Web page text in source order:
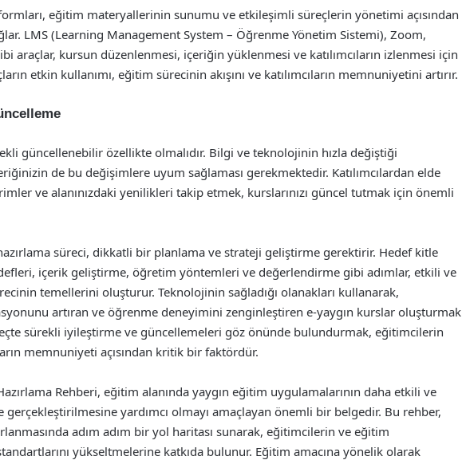
eğitim materyallerinin sunumu ve etkileşimli süreçlerin yönetimi açısından
LMS (Learning Management System – Öğrenme Yönetim Sistemi), Zoom,
araçlar, kursun düzenlenmesi, içeriğin yüklenmesi ve katılımcıların izlenmesi için
etkin kullanımı, eğitim sürecinin akışını ve katılımcıların memnuniyetini artırır.
güncellenebilir özellikte olmalıdır. Bilgi ve teknolojinin hızla değiştiği
de bu değişimlere uyum sağlaması gerekmektedir. Katılımcılardan elde
ve alanınızdaki yenilikleri takip etmek, kurslarınızı güncel tutmak için önemli
süreci, dikkatli bir planlama ve strateji geliştirme gerektirir. Hedef kitle
içerik geliştirme, öğretim yöntemleri ve değerlendirme gibi adımlar, etkili ve
temellerini oluşturur. Teknolojinin sağladığı olanakları kullanarak,
artıran ve öğrenme deneyimini zenginleştiren e-yaygın kurslar oluşturmak
sürekli iyileştirme ve güncellemeleri göz önünde bulundurmak, eğitimcilerin
memnuniyeti açısından kritik bir faktördür.
Rehberi, eğitim alanında yaygın eğitim uygulamalarının daha etkili ve
yardımcı olmayı amaçlayan önemli bir belgedir. Bu rehber,
adım adım bir yol haritası sunarak, eğitimcilerin ve eğitim
yükseltmelerine katkıda bulunur. Eğitim amacına yönelik olarak